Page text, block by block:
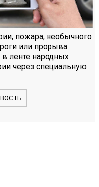
пожара, необычного
или прорыва
в ленте народных
через специальную